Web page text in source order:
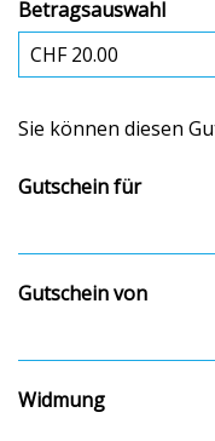
Betragsauswahl
Sie können diesen
Gutschein für
Gutschein von
Widmung